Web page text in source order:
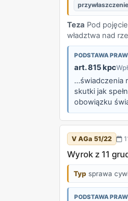
Teza Pod
władztwa nad
PODSTAWA
art. 815 kpc
...świadczenia
skutki jak
obowiązku
opierało się
V AGa 51/22
Wyrok z 11
Typ sprawa
PODSTAWA